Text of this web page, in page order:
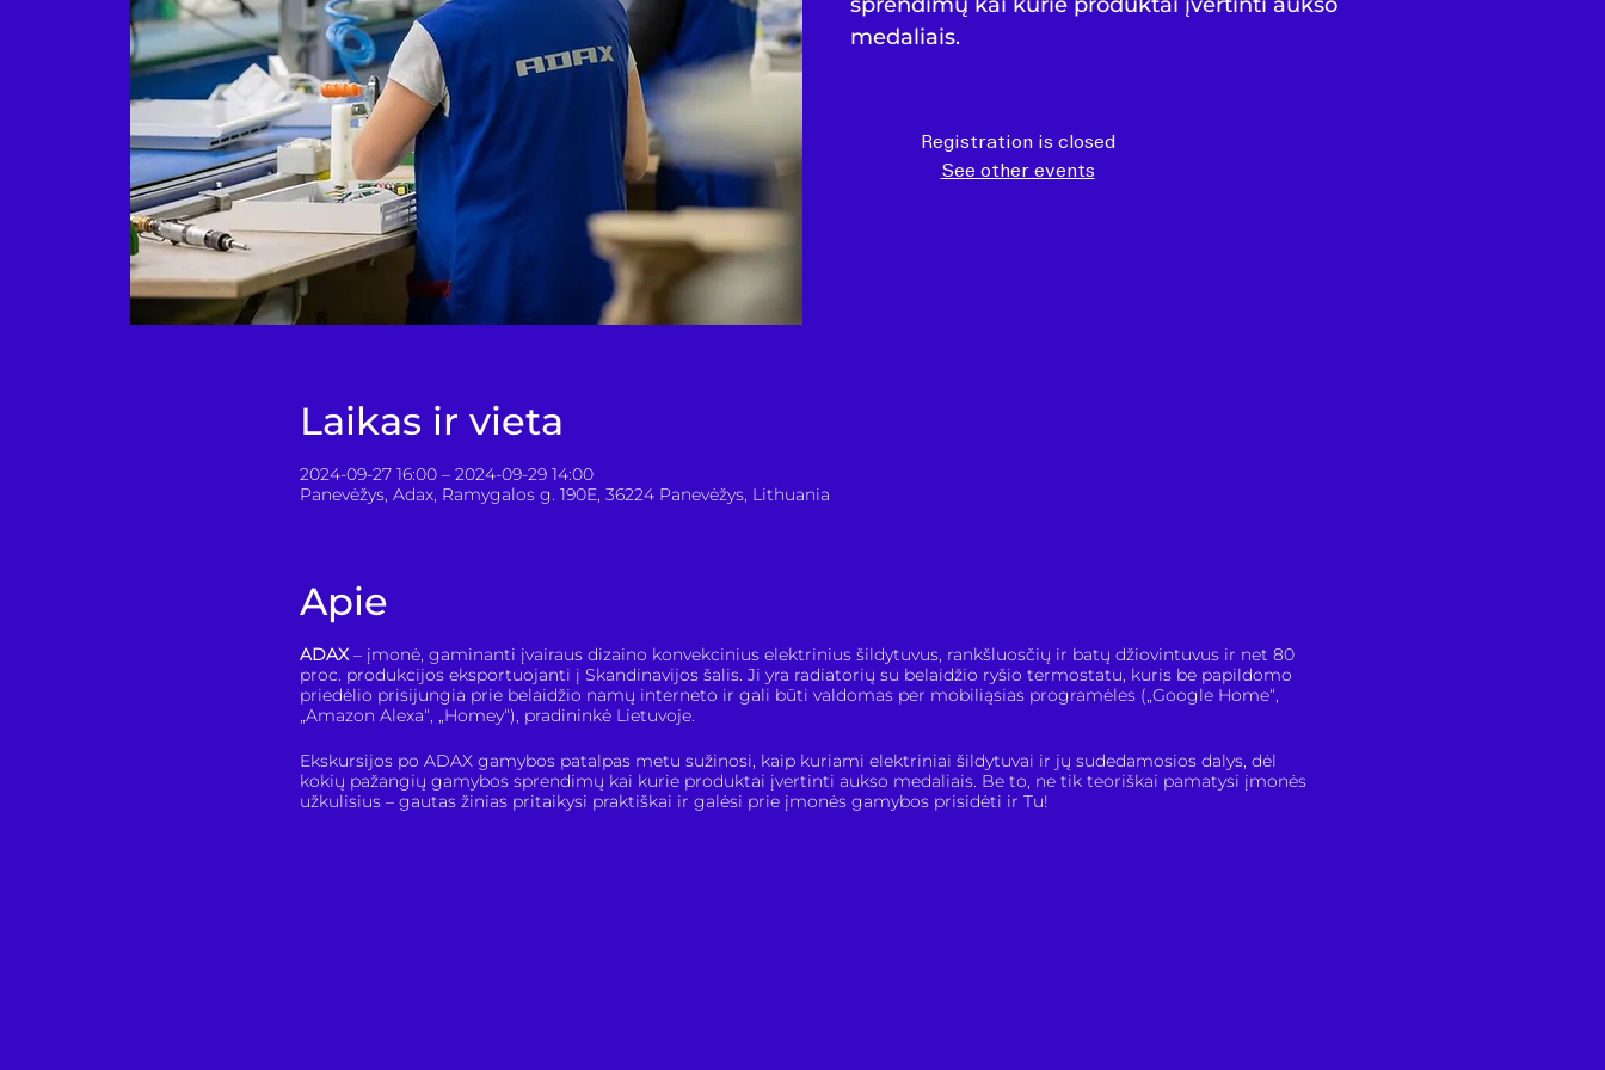
medaliais.
Registration is closed
See other events
Laikas ir vieta
2024-09-27 16:00 – 2024-09-29 14:00
Panevėžys, Adax, Ramygalos g. 190E, 36224 Panevėžys, Lithuania
Apie
ADAX– įmonė, gaminanti įvairaus dizaino konvekcinius elektrinius šildytuvus, rankšluosčių ir batų džiovintuvus ir net 80
proc. produkcijos eksportuojanti į Skandinavijos šalis. Ji yra radiatorių su belaidžio ryšio termostatu, kuris be papildomo
priedėlio prisijungia prie belaidžio namų interneto ir gali būti valdomas per mobiliąsias programėles („Google Home“,
„Amazon Alexa“, „Homey“), pradininkė Lietuvoje.
Ekskursijos po ADAX gamybos patalpas metu sužinosi, kaip kuriami elektriniai šildytuvai ir jų sudedamosios dalys, dėl
kokių pažangių gamybos sprendimų kai kurie produktai įvertinti aukso medaliais. Be to, ne tik teoriškai pamatysi įmonės
užkulisius – gautas žinias pritaikysi praktiškai ir galėsi prie įmonės gamybos prisidėti ir Tu!